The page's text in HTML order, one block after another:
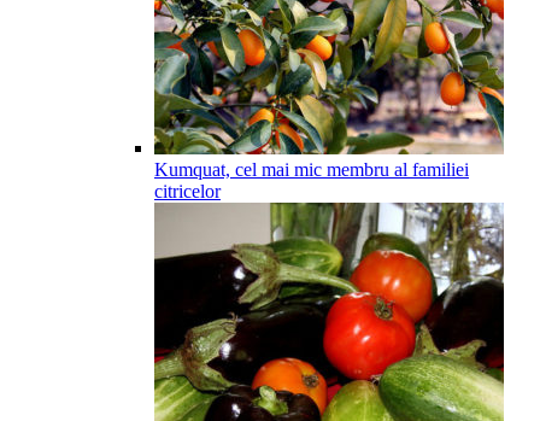
Kumquat, cel mai mic membru al familiei
citricelor